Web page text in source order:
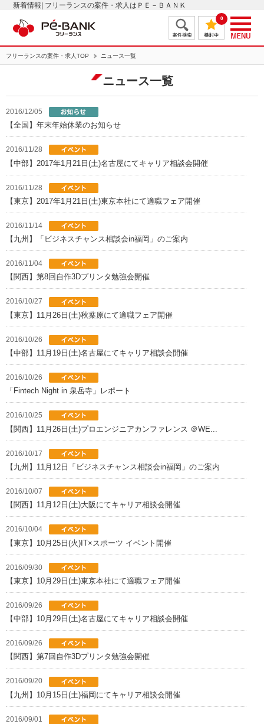
新着情報| フリーランスの案件・求人はＰＥ－ＢＡＮＫ
0
フリーランスの案件・求人TOP ニュース一覧
ニュース一覧
2016/12/05
【全国】年末年始休業のお知らせ
2016/11/28
【中部】2017年1月21日(土)名古屋にてキャリア相談会開催
2016/11/28
【東京】2017年1月21日(土)東京本社にて適職フェア開催
2016/11/14
【九州】「ビジネスチャンス相談会in福岡」のご案内
2016/11/04
【関西】第8回自作3Dプリンタ勉強会開催
2016/10/27
【東京】11月26日(土)秋葉原にて適職フェア開催
2016/10/26
【中部】11月19日(土)名古屋にてキャリア相談会開催
2016/10/26
「Fintech Night in 泉岳寺」レポート
2016/10/25
【関西】11月26日(土)プロエンジニアカンファレンス ＠WE...
2016/10/17
【九州】11月12日「ビジネスチャンス相談会in福岡」のご案内
2016/10/07
【関西】11月12日(土)大阪にてキャリア相談会開催
2016/10/04
【東京】10月25日(火)IT×スポーツ イベント開催
2016/09/30
【東京】10月29日(土)東京本社にて適職フェア開催
2016/09/26
【中部】10月29日(土)名古屋にてキャリア相談会開催
2016/09/26
【関西】第7回自作3Dプリンタ勉強会開催
2016/09/20
【九州】10月15日(土)福岡にてキャリア相談会開催
2016/09/01